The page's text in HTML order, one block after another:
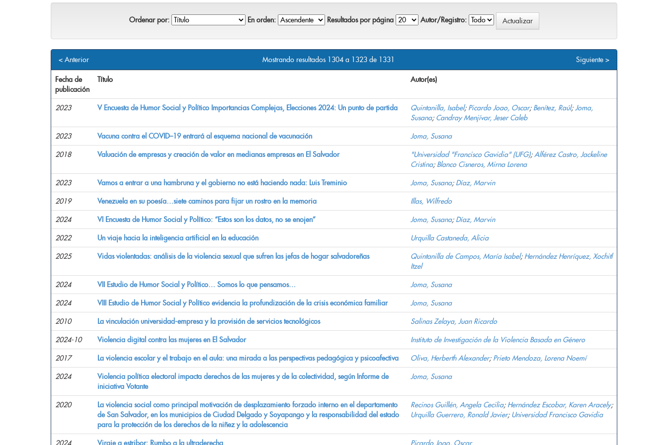
Ordenar por: En orden: Resultados por página Autor/Registro:
Mostrando resultados 1304 a 1323 de 1331
< Anterior Siguiente >
Fecha de
publicación
Título Autor(es)
2023 V Encuesta de Humor Social y Político Importancias Complejas, Elecciones 2024: Un punto de partida Quintanilla, Isabel; Picardo Joao, Oscar; Benítez, Raúl;Joma,
Susana; Candray Menjívar, Jeser Caleb
2023 Vacuna contra el COVID–19 entrará al esquema nacional de vacunación Joma, Susana
2018 Valuación de empresas y creación de valor en medianas empresas en El Salvador "Universidad "Francisco Gavidia" (UFG);Alférez Castro, Jackeline
Cristina; Blanco Cisneros, Mirna Lorena
2023 Vamos a entrar a una hambruna y el gobierno no está haciendo nada: Luis Treminio Joma, Susana; Díaz, Marvin
2019 Venezuela en su poesía…siete caminos para fijar un rostro en la memoria Illas, Wilfredo
2024 VI Encuesta de Humor Social y Político: “Estos son los datos, no se enojen” Joma, Susana; Díaz, Marvin
2022 Un viaje hacia la inteligencia artificial en la educación Urquilla Castaneda, Alicia
2025 Vidas violentadas: análisis de la violencia sexual que sufren las jefas de hogar salvadoreñas Quintanilla de Campos, María Isabel; Hernández Henríquez, Xochitl
Itzel
2024 VII Estudio de Humor Social y Político… Somos lo que pensamos… Joma, Susana
2024 VIII Estudio de Humor Social y Político evidencia la profundización de la crisis económica familiar Joma, Susana
2010 La vinculación universidad-empresa y la provisión de servicios tecnológicos Salinas Zelaya, Juan Ricardo
2024-10 Violencia digital contra las mujeres en El Salvador Instituto de Investigación de la Violencia Basada en Género
2017 La violencia escolar y el trabajo en el aula: una mirada a las perspectivas pedagógica y psicoafectiva Oliva, Herberth Alexander; Prieto Mendoza, Lorena Noemí
2024
Violencia política electoral impacta derechos de las mujeres y de la colectividad, según Informe de
iniciativa Votante
Joma, Susana
2020
La violencia social como principal motivación de desplazamiento forzado interno en el departamento
de San Salvador, en los municipios de Ciudad Delgado y Soyapango y la responsabilidad del estado
para la protección de los derechos de la niñez y la adolescencia
Recinos Guillén, Angela Cecilia; Hernández Escobar, Karen Aracely;
Urquilla Guerrero, Ronald Javier; Universidad Francisco Gavidia
2024 Viraje a estribor: Rumbo a la ultraderecha Picardo Joao, Oscar